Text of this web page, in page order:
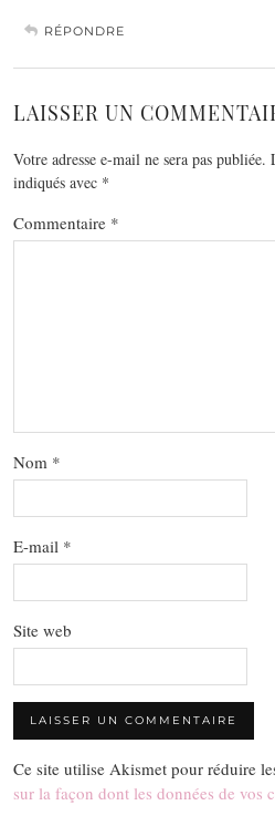
RÉPONDRE
LAISSER UN
Votre adresse e-mail ne sera pas publiée.
indiqués avec *
Commentaire *
Nom *
E-mail *
Site web
Ce site utilise Akismet pour réduire
sur la façon dont les données de vos